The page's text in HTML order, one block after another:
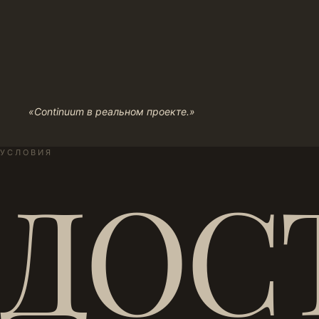
«Continuum в реальном проекте.»
УСЛОВИЯ